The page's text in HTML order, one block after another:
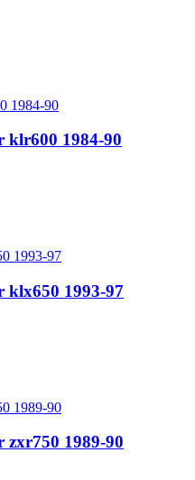
1984-90
1993-97
1989-90